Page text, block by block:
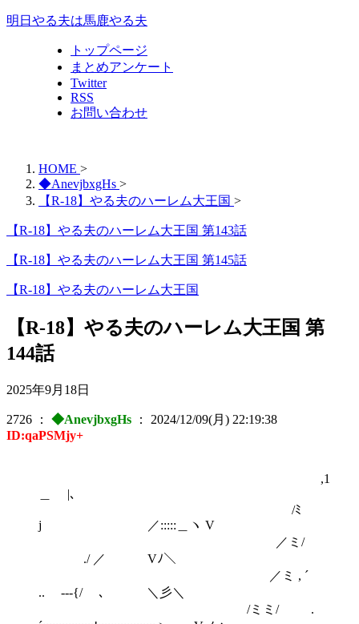
明日やる夫は馬鹿やる夫
トップページ
まとめアンケート
Twitter
RSS
お問い合わせ
HOME >
◆AnevjbxgHs >
【R-18】やる夫のハーレム大王国 >
【R-18】やる夫のハーレム大王国 第143話
【R-18】やる夫のハーレム大王国 第145話
【R-18】やる夫のハーレム大王国
【R-18】やる夫のハーレム大王国 第
144話
2025年9月18日
2726 ： ◆AnevjbxgHs ： 2024/12/09(月) 22:19:38
ID:qaPSMjy+
＿ |､
/ﾐ
j ／:::::＿ヽ V
／ミ/
./ ／ Vﾉ＼
／ミ , ´
.. ---{/ ､ ＼彡＼
/ミミ/ .